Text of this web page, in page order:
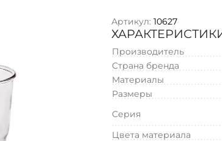
Артикул: 10627
Производитель
Страна бренда
Материалы
Размеры
Серия
Цвета материала